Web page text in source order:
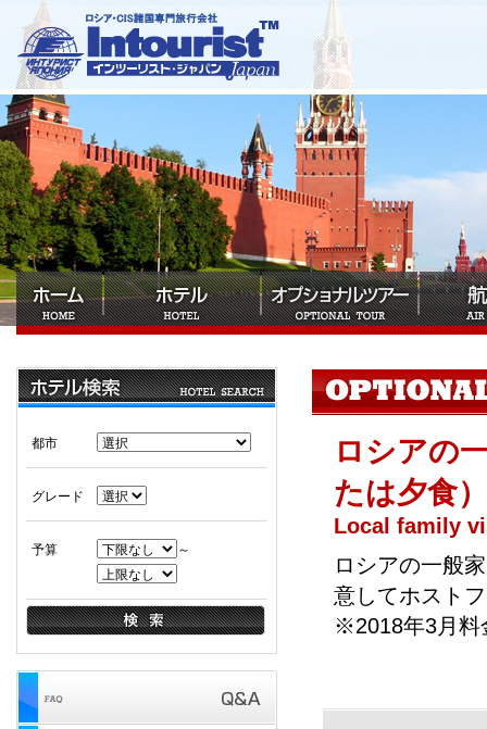
ロシアの
たは夕
Local family
ロシアの一般
意してホスト
※2018年3月料
都市
グレード
予算 ～